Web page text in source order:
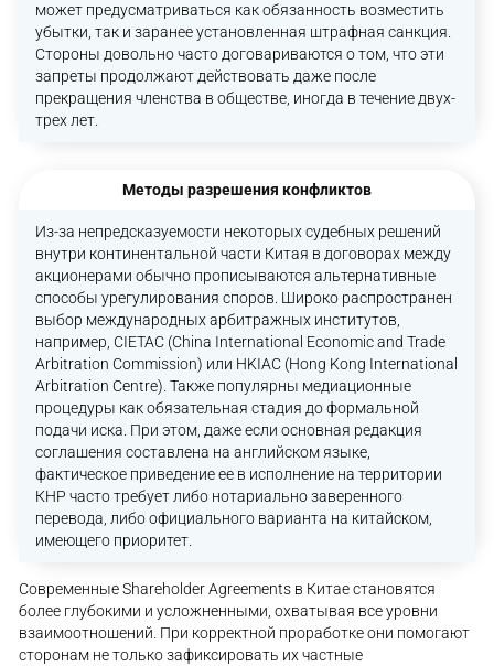
может предусматриваться как обязанность возместить
убытки, так и заранее установленная штрафная санкция.
Стороны довольно часто договариваются о том, что эти
запреты продолжают действовать даже после
прекращения членства в обществе, иногда в течение двух-
трех лет.
Методы разрешения конфликтов
Из-за непредсказуемости некоторых судебных решений
внутри континентальной части Китая в договорах между
акционерами обычно прописываются альтернативные
способы урегулирования споров. Широко распространен
выбор международных арбитражных институтов,
например, CIETAC (China International Economic and Trade
Arbitration Commission) или HKIAC (Hong Kong International
Arbitration Centre). Также популярны медиационные
процедуры как обязательная стадия до формальной
подачи иска. При этом, даже если основная редакция
соглашения составлена на английском языке,
фактическое приведение ее в исполнение на территории
КНР часто требует либо нотариально заверенного
перевода, либо официального варианта на китайском,
имеющего приоритет.
Современные Shareholder Agreements в Китае становятся
более глубокими и усложненными, охватывая все уровни
взаимоотношений. При корректной проработке они помогают
сторонам не только зафиксировать их частные